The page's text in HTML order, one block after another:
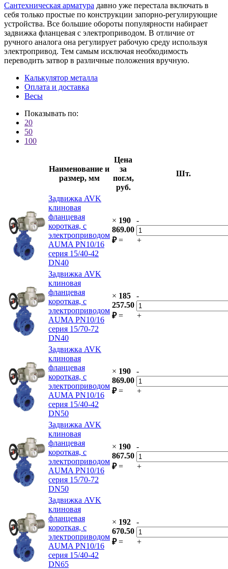
Сантехническая арматура давно уже перестала включать в
себя только простые по конструкции запорно-регулирующие
устройства. Все большие обороты популярности набирает
задвижка фланцевая с электроприводом. В отличие от
ручного аналога она регулирует рабочую среду используя
электропривод. Тем самым исключая необходимость
переводить затвор в различные положения вручную.
Калькулятор металла
Оплата и доставка
Весы
Показывать по:
20
50
100
Наименование и
размер, мм
Цена
за
пог.м,
руб.
Шт.
Задвижка AVK
клиновая
фланцевая
короткая, с
электроприводом
AUMA PN10/16
серия 15/40-42
DN40
× 190
869.00
₽ =
-
+
Задвижка AVK
клиновая
фланцевая
короткая, с
электроприводом
AUMA PN10/16
серия 15/70-72
DN40
× 185
257.50
₽ =
-
+
Задвижка AVK
клиновая
фланцевая
короткая, с
электроприводом
AUMA PN10/16
серия 15/40-42
DN50
× 190
869.00
₽ =
-
+
Задвижка AVK
клиновая
фланцевая
короткая, с
электроприводом
AUMA PN10/16
серия 15/70-72
DN50
× 190
867.50
₽ =
-
+
Задвижка AVK
клиновая
фланцевая
короткая, с
электроприводом
AUMA PN10/16
серия 15/40-42
DN65
× 192
670.50
₽ =
-
+